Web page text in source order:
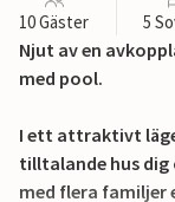
10 Gäster 5
Njut av en
med pool.
I ett attraktivt
tilltalande hus dig
med flera familjer